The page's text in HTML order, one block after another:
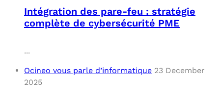
Intégration des pare-feu : stratégie
complète de cybersécurité PME
...
Ocineo vous parle d’informatique 23 December
2025